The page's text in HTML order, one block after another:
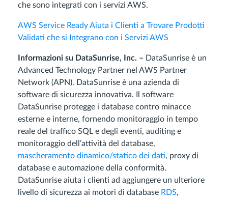
che sono integrati con i servizi AWS.
AWS Service Ready Aiuta i Clienti a Trovare Prodotti
Validati che si Integrano con i Servizi AWS
Informazioni su DataSunrise, Inc. – DataSunrise è un
Advanced Technology Partner nel AWS Partner
Network (APN). DataSunrise è una azienda di
software di sicurezza innovativa. Il software
DataSunrise protegge i database contro minacce
esterne e interne, fornendo monitoraggio in tempo
reale del traffico SQL e degli eventi, auditing e
monitoraggio dell’attività del database,
mascheramento dinamico/statico dei dati, proxy di
database e automazione della conformità.
DataSunrise aiuta i clienti ad aggiungere un ulteriore
livello di sicurezza ai motori di database RDS,